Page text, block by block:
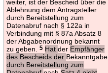
weiter, ist der Bescheid über die
Ablehnung dem Antragsteller
durch Bereitstellung zum
Datenabruf nach § 122a in
Verbindung mit § 87a Absatz 8
der Abgabenordnung bekannt
zu geben.
5 Hat der Empfänger
des Bescheids der Bekanntgabe
durch Bereitstellung zum